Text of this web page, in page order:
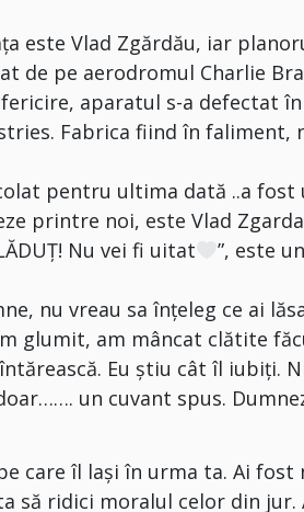
este Vlad Zgărdău, iar
de pe aerodromul Charlie
aparatul s-a defectat
Fabrica fiind în faliment,
pentru ultima dată ..a
printre noi, este Vlad
Nu vei fi uitat
”, este
nu vreau sa înțeleg ce ai
glumit, am mâncat clătite
Eu știu cât îl iubiți.
un cuvant spus.
care îl lași în urma ta. Ai
să ridici moralul celor din